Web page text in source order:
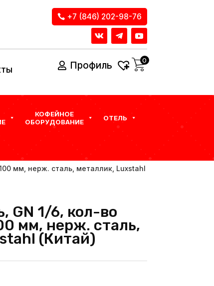
+7 (846) 202-98-76
Профиль 0
КОФЕЙНОЕ
ОБОРУДОВАНИЕ
ОТЕЛЬ
мм, нерж. сталь, металлик, Luxstahl
GN 1/6, кол-во
мм, нерж. сталь,
(Китай)